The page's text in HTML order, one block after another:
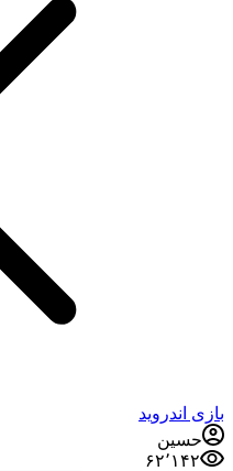
بازی اندروید
حسین
۶۲٬۱۴۲